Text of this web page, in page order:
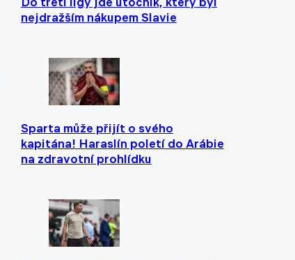
nejdražším nákupem Slavie
Sparta může přijít o svého
kapitána! Haraslín poletí do Arábie
na zdravotní prohlídku